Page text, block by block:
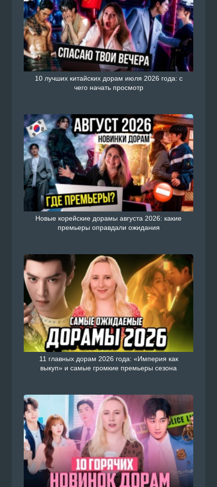
10 лучших китайских дорам июля 2026 года: с
чего начать просмотр
Новые корейские дорамы августа 2026: какие
премьеры оправдали ожидания
11 главных дорам 2026 года: «Империя как
выкуп» и самые громкие премьеры сезона